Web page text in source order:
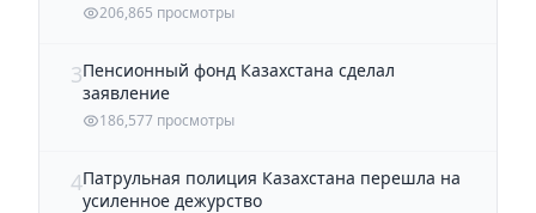
206,865 просмотры
3Пенсионный фонд Казахстана сделал
заявление
186,577 просмотры
4Патрульная полиция Казахстана перешла на
усиленное дежурство